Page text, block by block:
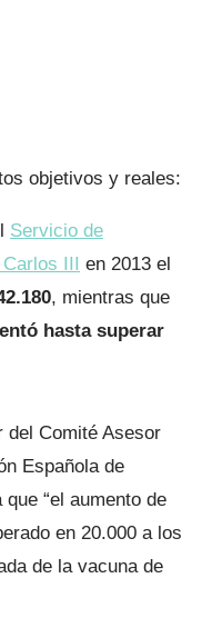
objetivos y reales:
Servicio de
III en 2013 el
, mientras que
hasta superar
del Comité Asesor
Española de
“el aumento de
en 20.000 a los
de la vacuna de